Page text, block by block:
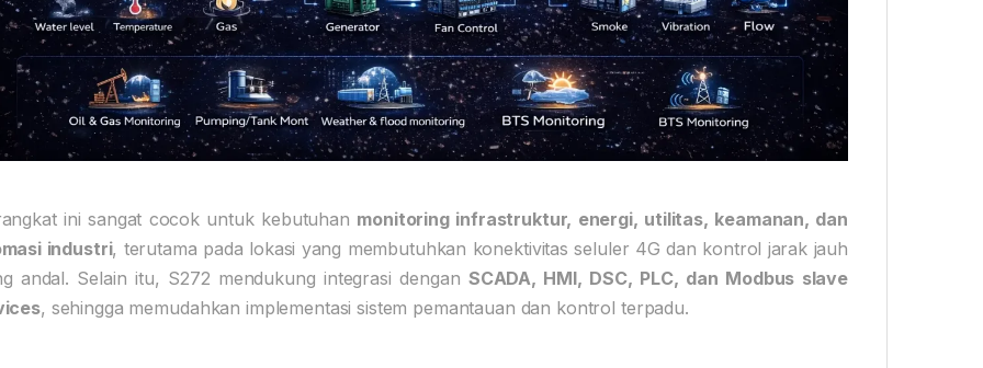
ini sangat cocok untuk kebutuhan monitoring infrastruktur, energi, utilitas, keamanan, dan
industri, terutama pada lokasi yang membutuhkan konektivitas seluler 4G dan kontrol jarak jauh
andal. Selain itu, S272 mendukung integrasi dengan SCADA, HMI, DSC, PLC, dan Modbus slave
, sehingga memudahkan implementasi sistem pemantauan dan kontrol terpadu.